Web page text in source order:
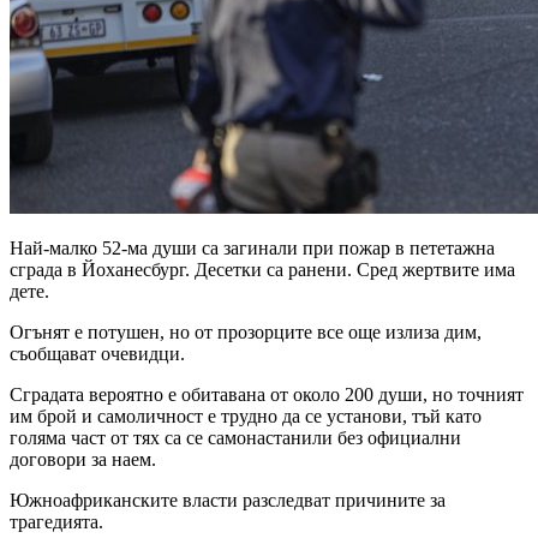
Най-малко 52-ма души са загинали при пожар в пететажна
сграда в Йоханесбург. Десетки са ранени. Сред жертвите има
дете.
Огънят е потушен, но от прозорците все още излиза дим,
съобщават очевидци.
Сградата вероятно е обитавана от около 200 души, но точният
им брой и самоличност е трудно да се установи, тъй като
голяма част от тях са се самонастанили без официални
договори за наем.
Южноафриканските власти разследват причините за
трагедията.